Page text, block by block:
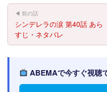
◀ 前の話
シンデレラの涙 第40話 あら
すじ・ネタバレ
ABEMAで今すぐ視聴